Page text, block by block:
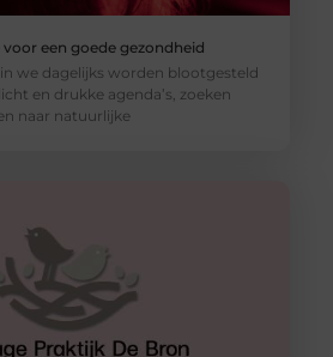
een goede gezondheid
we dagelijks worden blootgesteld
en drukke agenda’s, zoeken
naar natuurlijke